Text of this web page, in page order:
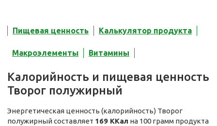
Пищевая ценность Калькулятор продукта
Макроэлементы Витамины
Калорийность и пищевая ценность
Творог полужирный
Энергетическая ценность (калорийность) Творог
полужирный составляет 169 ККал на 100 грамм продукта